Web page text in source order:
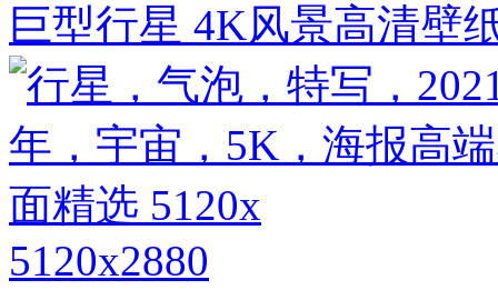
巨型行星 4K风景高清壁
5120x2880